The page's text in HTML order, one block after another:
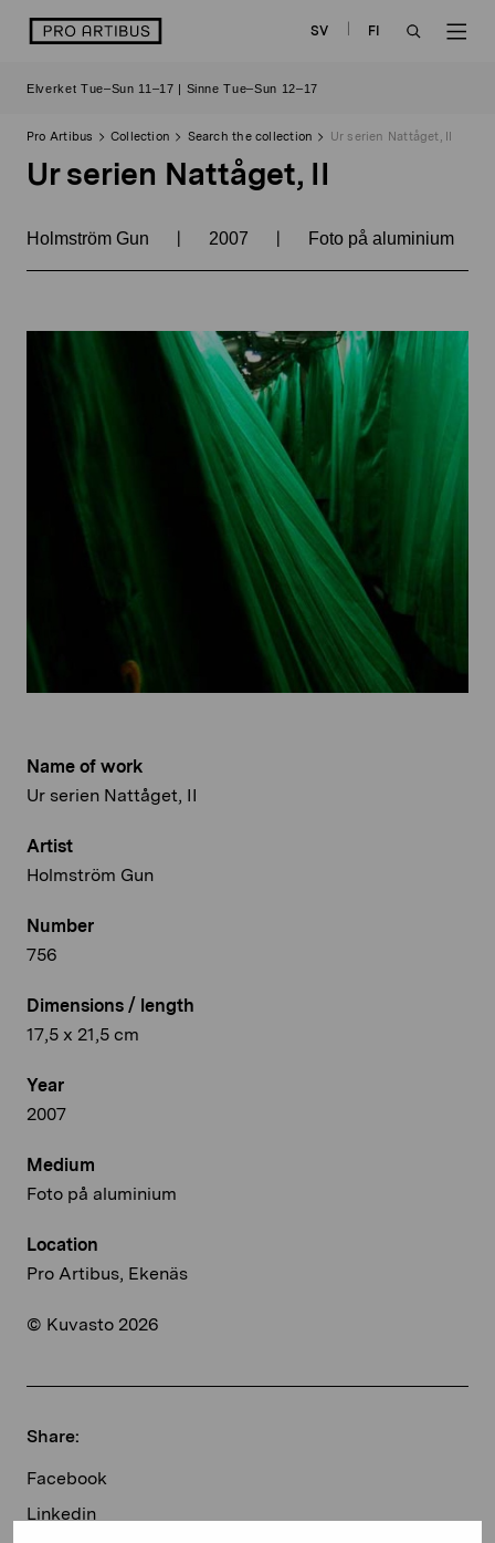
logo SV
FI
Elverket Tue–Sun 11–17 | Sinne Tue–Sun 12–17
Pro Artibus Collection Search the collection Ur serien Nattåget, II
Ur serien Nattåget, II
Holmström Gun | 2007 | Foto på aluminium
Name of work
Ur serien Nattåget, II
Artist
Holmström Gun
Number
756
Dimensions / length
17,5 x 21,5 cm
Year
2007
Medium
Foto på aluminium
Location
Pro Artibus, Ekenäs
© Kuvasto 2026
Share:
Facebook
Linkedin